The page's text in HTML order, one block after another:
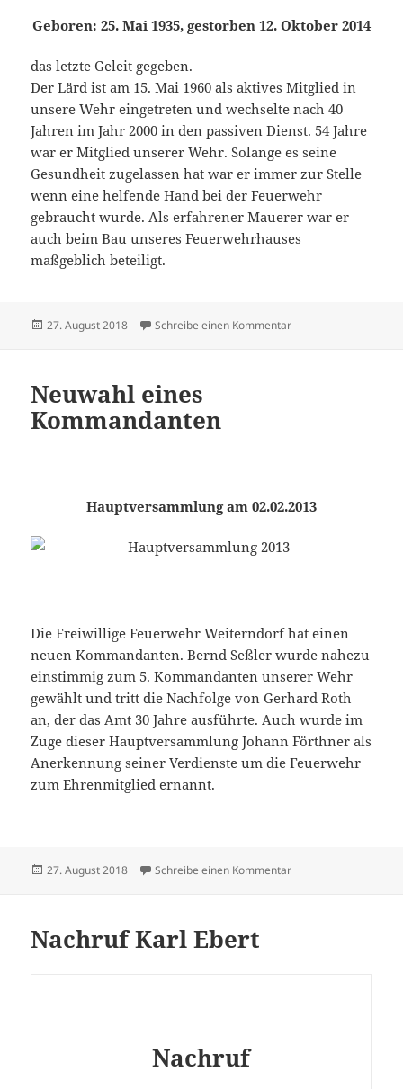
Geboren: 25. Mai 1935, gestorben 12. Oktober 2014
das letzte Geleit gegeben.
Der Lärd ist am 15. Mai 1960 als aktives Mitglied in
unsere Wehr eingetreten und wechselte nach 40
Jahren im Jahr 2000 in den passiven Dienst. 54 Jahre
war er Mitglied unserer Wehr. Solange es seine
Gesundheit zugelassen hat war er immer zur Stelle
wenn eine helfende Hand bei der Feuerwehr
gebraucht wurde. Als erfahrener Mauerer war er
auch beim Bau unseres Feuerwehrhauses
maßgeblich beteiligt.
Veröffentlicht
27. August 2018 Schreibe einen Kommentarzu Nachruf Leonhard
Neuwahl eines
Kommandanten
Hauptversammlung am 02.02.2013
Die Freiwillige Feuerwehr Weiterndorf hat einen
neuen Kommandanten. Bernd Seßler wurde nahezu
einstimmig zum 5. Kommandanten unserer Wehr
gewählt und tritt die Nachfolge von Gerhard Roth
an, der das Amt 30 Jahre ausführte. Auch wurde im
Zuge dieser Hauptversammlung Johann Förthner als
Anerkennung seiner Verdienste um die Feuerwehr
zum Ehrenmitglied ernannt.
Veröffentlicht
27. August 2018 Schreibe einen Kommentarzu Neuwahl eines
Nachruf Karl Ebert
Nachruf